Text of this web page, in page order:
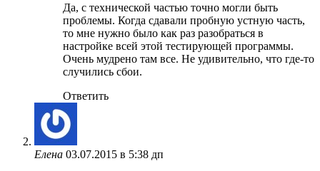
Да, с технической частью точно могли быть
проблемы. Когда сдавали пробную устную часть,
то мне нужно было как раз разобраться в
настройке всей этой тестирующей программы.
Очень мудрено там все. Не удивительно, что где-то
случились сбои.
Ответить
Елена 03.07.2015 в 5:38 дп